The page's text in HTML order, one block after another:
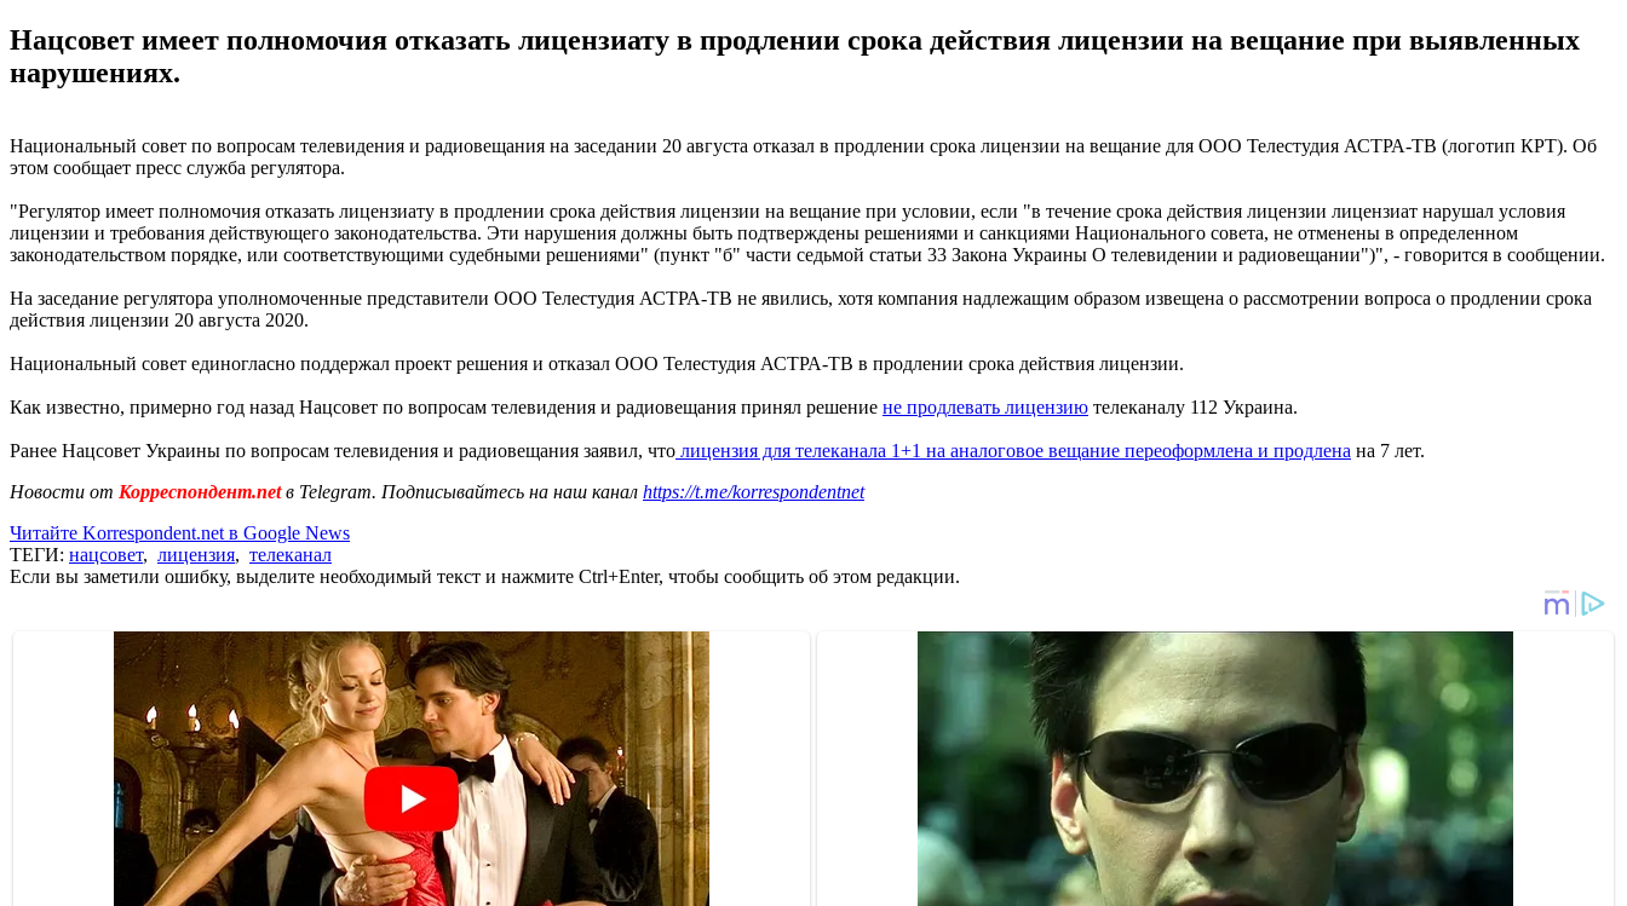
Нацсовет имеет полномочия отказать лицензиату в продлении срока действия лицензии на вещание при выявленных
нарушениях.
Национальный совет по вопросам телевидения и радиовещания на заседании 20 августа отказал в продлении срока лицензии на вещание для ООО Телестудия АСТРА-ТВ (логотип КРТ). Об
этом сообщает пресс служба регулятора.
"Регулятор имеет полномочия отказать лицензиату в продлении срока действия лицензии на вещание при условии, если "в течение срока действия лицензии лицензиат нарушал условия
лицензии и требования действующего законодательства. Эти нарушения должны быть подтверждены решениями и санкциями Национального совета, не отменены в определенном
законодательством порядке, или соответствующими судебными решениями" (пункт "б" части седьмой статьи 33 Закона Украины О телевидении и радиовещании")", - говорится в сообщении.
На заседание регулятора уполномоченные представители ООО Телестудия АСТРА-ТВ не явились, хотя компания надлежащим образом извещена о рассмотрении вопроса о продлении срока
действия лицензии 20 августа 2020.
Национальный совет единогласно поддержал проект решения и отказал ООО Телестудия АСТРА-ТВ в продлении срока действия лицензии.
Как известно, примерно год назад Нацсовет по вопросам телевидения и радиовещания принял решение не продлевать лицензию телеканалу 112 Украина.
Ранее Нацсовет Украины по вопросам телевидения и радиовещания заявил, что лицензия для телеканала 1+1 на аналоговое вещание переоформлена и продлена на 7 лет.
Новости от Корреспондент.netв Telegram. Подписывайтесь на наш канал https://t.me/korrespondentnet
Читайте Korrespondent.net в Google News
ТЕГИ: нацсовет, лицензия, телеканал
Если вы заметили ошибку, выделите необходимый текст и нажмите Ctrl+Enter, чтобы сообщить об этом редакции.